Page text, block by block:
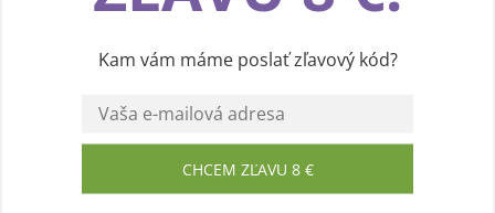
jeho funkcie, výkon a prehľadnosť. Ďakujeme a
Súhlasím
Kam vám máme poslať zľavový kód?
CHCEM ZĽAVU 8 €